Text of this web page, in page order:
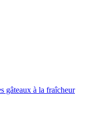
gâteaux à la fraîcheur